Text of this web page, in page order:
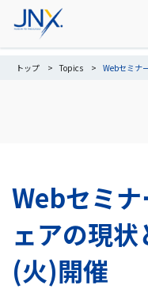
トップ Topics Webセミナ
Webセミ
ェアの現
(火)開催